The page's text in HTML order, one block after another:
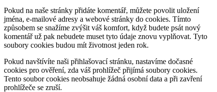
Pokud na naše stránky přidáte komentář, můžete povolit uložení
jména, e-mailové adresy a webové stránky do cookies. Tímto
způsobem se snažíme zvýšit váš komfort, když budete psát nový
komentář už pak nebudete muset tyto údaje znovu vyplňovat. Tyto
soubory cookies budou mít životnost jeden rok.
Pokud navštívíte naši přihlašovací stránku, nastavíme dočasné
cookies pro ověření, zda váš prohlížeč přijímá soubory cookies.
Tento soubor cookies neobsahuje žádná osobní data a při zavření
prohlížeče se zruší.